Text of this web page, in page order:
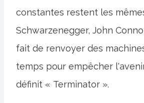
constantes restent les
Schwarzenegger, John
fait de renvoyer des
temps pour empêcher
définit « Terminator ».